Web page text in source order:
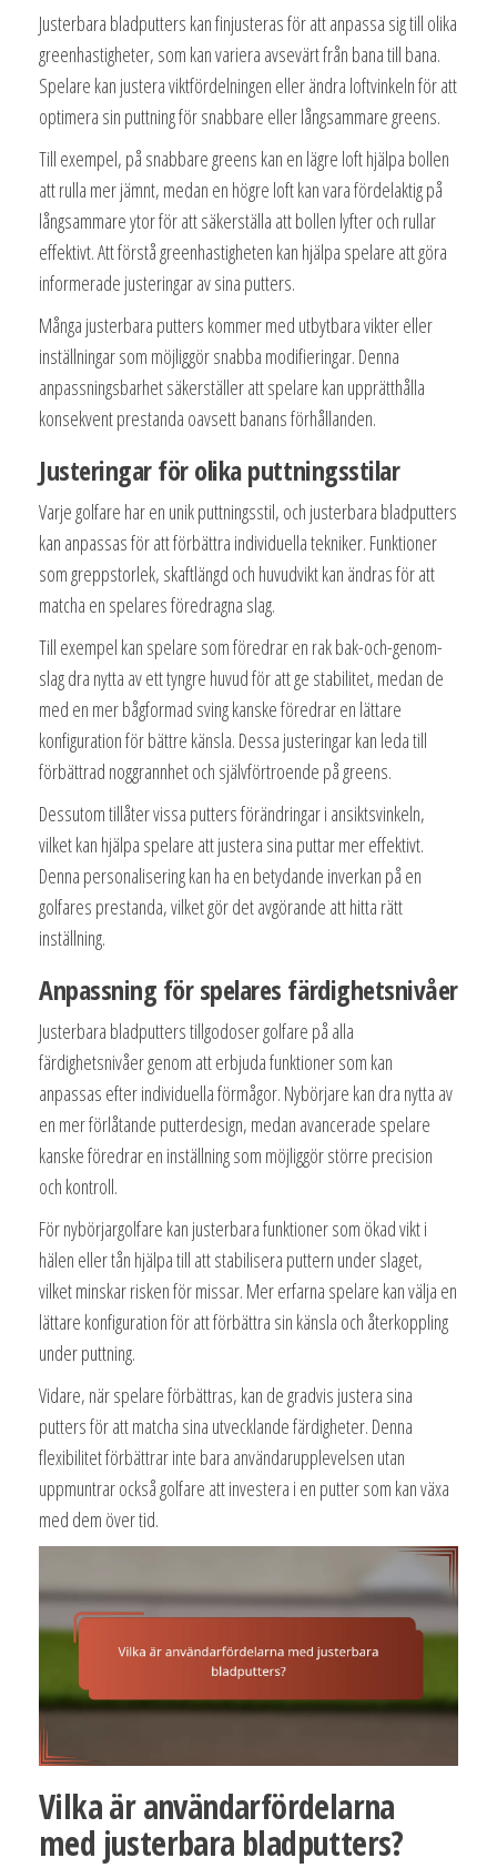
Justerbara bladputters kan finjusteras för att anpassa sig till olika
greenhastigheter, som kan variera avsevärt från bana till bana.
Spelare kan justera viktfördelningen eller ändra loftvinkeln för att
optimera sin puttning för snabbare eller långsammare greens.
Till exempel, på snabbare greens kan en lägre loft hjälpa bollen
att rulla mer jämnt, medan en högre loft kan vara fördelaktig på
långsammare ytor för att säkerställa att bollen lyfter och rullar
effektivt. Att förstå greenhastigheten kan hjälpa spelare att göra
informerade justeringar av sina putters.
Många justerbara putters kommer med utbytbara vikter eller
inställningar som möjliggör snabba modifieringar. Denna
anpassningsbarhet säkerställer att spelare kan upprätthålla
konsekvent prestanda oavsett banans förhållanden.
Justeringar för olika puttningsstilar
Varje golfare har en unik puttningsstil, och justerbara bladputters
kan anpassas för att förbättra individuella tekniker. Funktioner
som greppstorlek, skaftlängd och huvudvikt kan ändras för att
matcha en spelares föredragna slag.
Till exempel kan spelare som föredrar en rak bak-och-genom-
slag dra nytta av ett tyngre huvud för att ge stabilitet, medan de
med en mer bågformad sving kanske föredrar en lättare
konfiguration för bättre känsla. Dessa justeringar kan leda till
förbättrad noggrannhet och självförtroende på greens.
Dessutom tillåter vissa putters förändringar i ansiktsvinkeln,
vilket kan hjälpa spelare att justera sina puttar mer effektivt.
Denna personalisering kan ha en betydande inverkan på en
golfares prestanda, vilket gör det avgörande att hitta rätt
inställning.
Anpassning för spelares färdighetsnivåer
Justerbara bladputters tillgodoser golfare på alla
färdighetsnivåer genom att erbjuda funktioner som kan
anpassas efter individuella förmågor. Nybörjare kan dra nytta av
en mer förlåtande putterdesign, medan avancerade spelare
kanske föredrar en inställning som möjliggör större precision
och kontroll.
För nybörjargolfare kan justerbara funktioner som ökad vikt i
hälen eller tån hjälpa till att stabilisera puttern under slaget,
vilket minskar risken för missar. Mer erfarna spelare kan välja en
lättare konfiguration för att förbättra sin känsla och återkoppling
under puttning.
Vidare, när spelare förbättras, kan de gradvis justera sina
putters för att matcha sina utvecklande färdigheter. Denna
flexibilitet förbättrar inte bara användarupplevelsen utan
uppmuntrar också golfare att investera i en putter som kan växa
med dem över tid.
Vilka är användarfördelarna
med justerbara bladputters?